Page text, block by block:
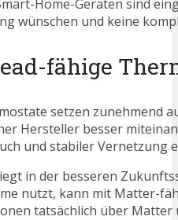
Home-Geräten sind
wünschen und keine
fähige
setzen zunehmend
Hersteller besser
und stabiler Vernetzung
in der besseren
nutzt, kann mit Matter-
tatsächlich über